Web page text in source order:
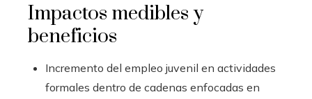
Impactos medibles y
beneficios
Incremento del empleo juvenil en actividades
formales dentro de cadenas enfocadas en